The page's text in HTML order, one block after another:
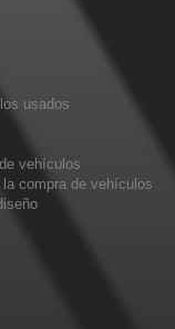
usados
vehículos
compra de vehículos